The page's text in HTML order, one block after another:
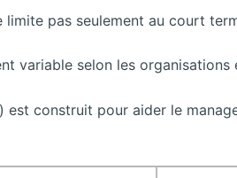
pas seulement au court
variable selon les
construit pour aider le